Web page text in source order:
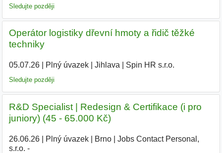
Sledujte později
Operátor logistiky dřevní hmoty a řidič těžké
techniky
05.07.26| Plný úvazek| Jihlava Spin HR s.r.o.
Sledujte později
R&D Specialist | Redesign & Certifikace (i pro
juniory) (45 - 65.000 Kč)
26.06.26| Plný úvazek| Brno|
Jobs Contact Personal,
s.r.o. -